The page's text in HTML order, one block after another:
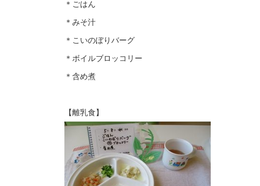
＊ごはん
＊みそ汁
＊こいのぼりバーグ
＊ボイルブロッコリー
＊含め煮
【離乳食】